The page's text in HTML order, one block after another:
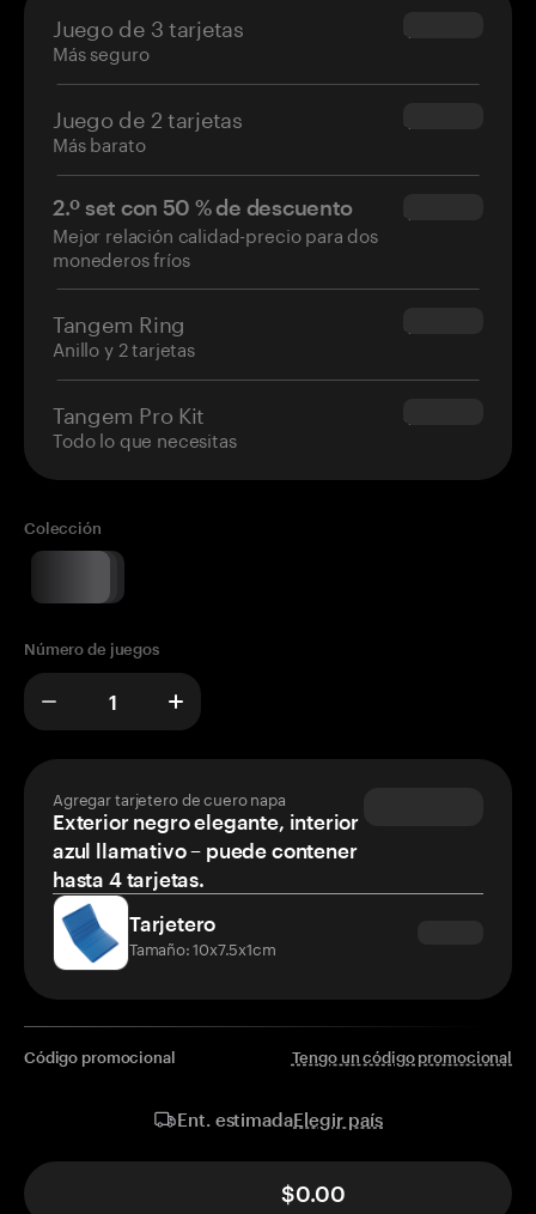
Juego de 3 tarjetas
Más seguro
$69.90
Juego de 2 tarjetas
Más barato
$54.90
2.º set con 50 % de descuento
Mejor relación calidad-precio para dos
monederos fríos
$34.95
Tangem Ring
Anillo y 2 tarjetas
$160.00
Tangem Pro Kit
Todo lo que necesitas
$180.00
Colección
Número de juegos
Agregar tarjetero de cuero napa
Exterior negro elegante, interior
azul llamativo – puede contener
hasta 4 tarjetas.
Tarjetero
Tamaño: 10x7.5x1cm
Código promocional Tengo un código promocional
Ent. estimadaElegir país
$0.00